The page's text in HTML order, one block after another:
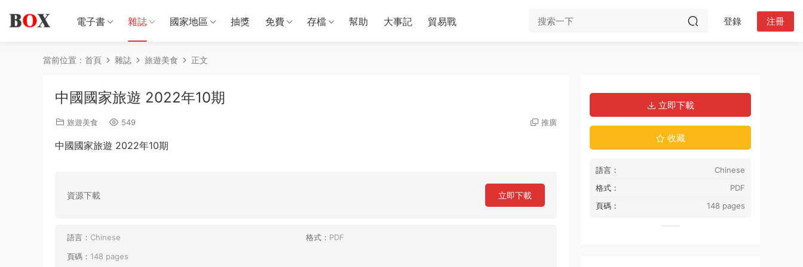
電子書 雜誌 國家地區 抽獎 免費 存檔 幫助 大事記 貿易戰 登錄 注冊
當前位置： 首頁 雜誌 旅遊美食 正文
中國國家旅遊 2022年10期
旅遊美食 549 推廣
中國國家旅遊 2022年10期
資源下載 立即下載
語言： Chinese 格式： PDF
頁碼： 148 pages
立即下載
收藏
語言：
Chinese
格式：
PDF
頁碼：
148 pages